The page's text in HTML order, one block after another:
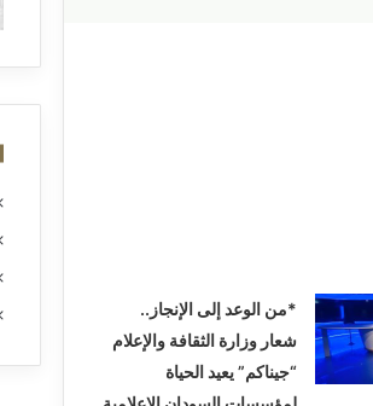
*من الوعد إلى الإنجاز..
شعار وزارة الثقافة والإعلام
“جيناكم” يعيد الحياة